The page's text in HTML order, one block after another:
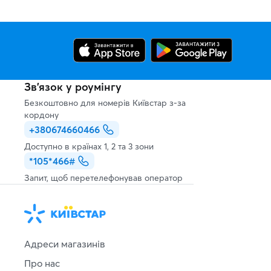
Зв’язок у роумінгу
Безкоштовно для номерів Київстар з-за
кордону
+380674660466
Доступно в країнах 1, 2 та 3 зони
*105*466#
Запит, щоб перетелефонував оператор
Адреси магазинів
Про нас